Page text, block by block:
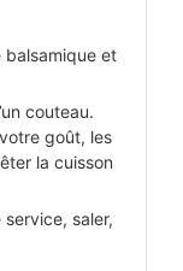
balsamique et
couteau.
goût, les
la cuisson
saler,